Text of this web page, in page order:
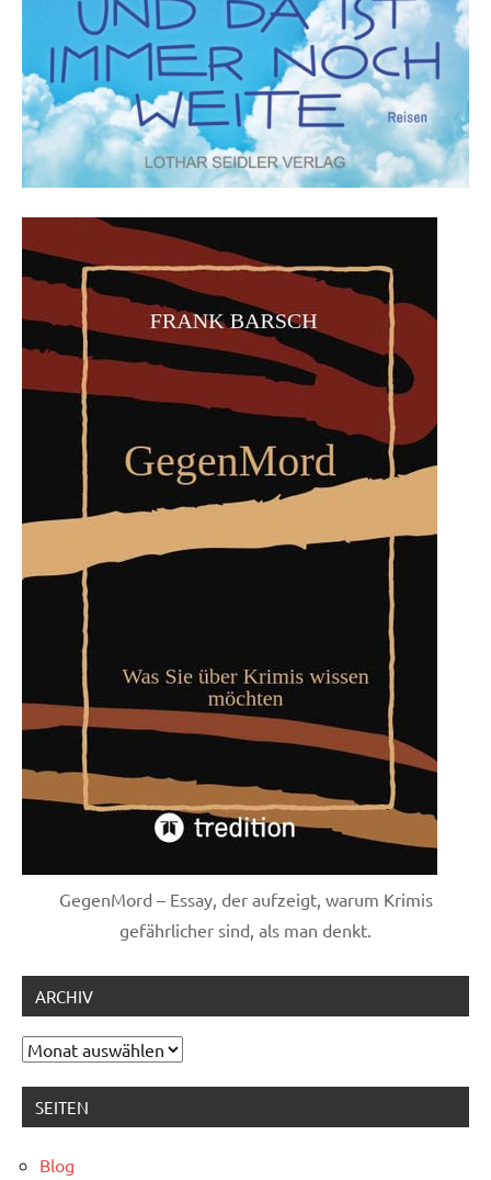
GegenMord – Essay, der aufzeigt, warum Krimis
gefährlicher sind, als man denkt.
ARCHIV
Archiv
SEITEN
Blog